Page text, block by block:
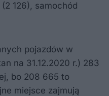
126), samochód
pojazdów w
na 31.12.2020 r.) 283
bo 208 665 to
miejsce zajmują